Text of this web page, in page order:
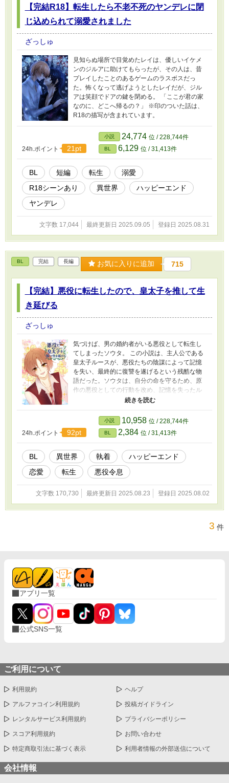
【完結R18】転生したら不老不死のヤンデレに閉
じ込められて溺愛されました
ざっしゅ
見知らぬ場所で目覚めたレイは、優しいイケメ
ンのジルアに助けてもらったが、その人は、昔
プレイしたことのあるゲームのラスボスだっ
た。怖くなって逃げようとしたレイだが、ジル
アは笑顔でドアの鍵を閉める。 「ここが君の家
なのに、どこへ帰るの？」 ※印のついた話は、
R18の描写が含まれています。
24h.ポイント 21pt
小説 24,774 位 / 228,744件
BL 6,129 位 / 31,413件
BL 短編 転生
溺愛
R18シーンあり
異世界
ハッピーエンド
ヤンデレ
文字数 17,044 最終更新日 2025.09.05 登録日 2025.08.31
BL 完結 長編 お気に入りに追加 715
【完結】悪役に転生したので、皇太子を推して生
き延びる
ざっしゅ
気づけば、男の婚約者がいる悪役として転生し
てしまったソウタ。 この小説は、主人公である
皇太子ルースが、悪役たちの陰謀によって記憶
を失い、最終的に復讐を遂げるという残酷な物
語だった。ソウタは、自分の命を守るため、原
作の悪役としての行動を改め、記憶を失ったル
ースを友人として大切にする。 ソウタの献身的
れ、ルース自身もその噂に満更でもない様子を
見せ始める。
24h.ポイント
92pt
小説 10,958 位 / 228,744件
BL 2,384 位 / 31,413件
BL 異世界 執着
ハッピーエンド
恋愛
転生 悪役令息
文字数 170,730 最終更新日 2025.08.23 登録日 2025.08.02
3 件
アプリ一覧
公式SNS一覧
ご利用について
利用規約 ヘルプ
アルファコイン利用規約 投稿ガイドライン
レンタルサービス利用規約 プライバシーポリシー
スコア利用規約 お問い合わせ
特定商取引法に基づく表示 利用者情報の外部送信について
会社情報